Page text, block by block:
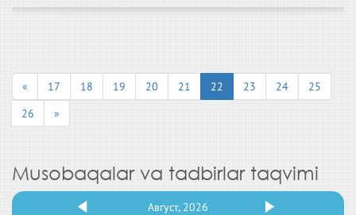
« 17 18 19 20 21 22 23 24
25
26
»
Musobaqalar va tadbirlar taqvimi
Август, 2026